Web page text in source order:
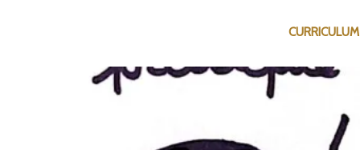
CURRICULUM